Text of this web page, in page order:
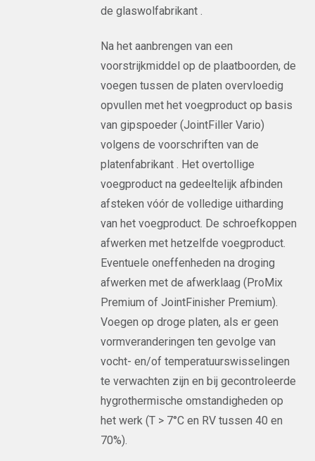
de glaswolfabrikant .
Na het aanbrengen van een
voorstrijkmiddel op de plaatboorden, de
voegen tussen de platen overvloedig
opvullen met het voegproduct op basis
van gipspoeder (JointFiller Vario)
volgens de voorschriften van de
platenfabrikant . Het overtollige
voegproduct na gedeeltelijk afbinden
afsteken vóór de volledige uitharding
van het voegproduct. De schroefkoppen
afwerken met hetzelfde voegproduct.
Eventuele oneffenheden na droging
afwerken met de afwerklaag (ProMix
Premium of JointFinisher Premium).
Voegen op droge platen, als er geen
vormveranderingen ten gevolge van
vocht- en/of temperatuurswisselingen
te verwachten zijn en bij gecontroleerde
hygrothermische omstandigheden op
het werk (T > 7°C en RV tussen 40 en
70%).